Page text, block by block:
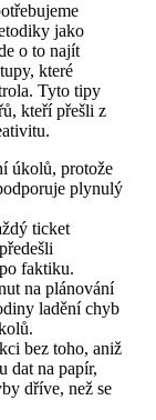
jako
o to najít
které
Tyto tipy
kteří přešli z
úkolů, protože
plynulý
ticket
faktiku.
na plánování
ladění chyb
bez toho, aniž
dat na papír,
dříve, než se